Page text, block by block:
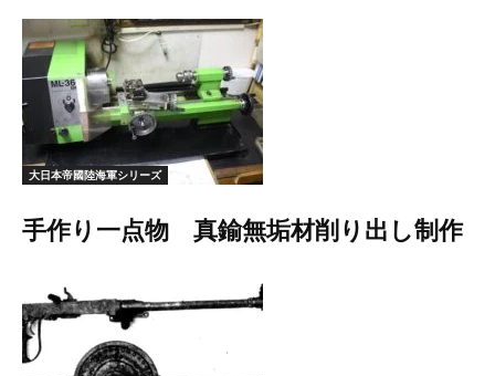
大日本帝國陸海軍シリーズ
手作り一点物 真鍮無垢材削り出し制作